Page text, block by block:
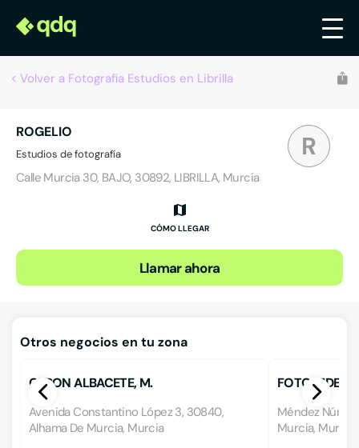
Volver a Fotografia Estudios en Librilla
R
ROGELIO
Estudios de fotografía
Calle Murcia 30, BAJO, 30892, LIBRILLA, Murcia
CÓMO LLEGAR
Llamar ahora
Otros negocios en tu zona
CERON ALBACETE, M.
Avenida Constantino López 3, 30840,
Alhama De Murcia, Murcia
FOTO VIDEO
Méndez Núñez
Murcia, Murcia